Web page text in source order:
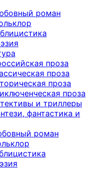
роман
проза
проза
проза
проза
и триллеры
фантастика и
роман